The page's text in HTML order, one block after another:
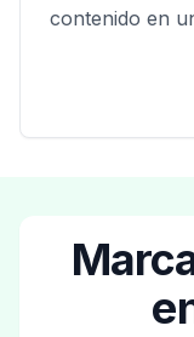
contenido en